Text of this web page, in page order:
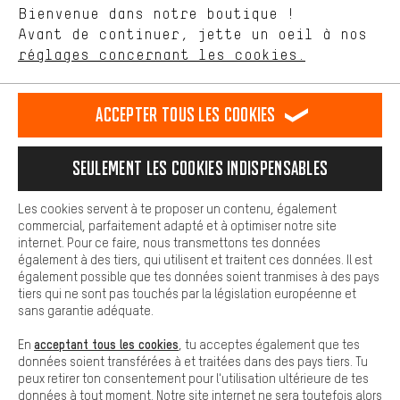
Langue"
français english
EN Deutsch español
RÉSILIER LE CONTRAT Communauté d'Aix-la-Chapelle
Programme d'affiliation Mentions Légales Protection des données
Conditions générales de vente Plateforme d'Alerte
Reprise des batteries Corepile Paramètres de cookies
Modifier le contraste
Tous les prix s'entendent en euros (MwSt hors) plus les
frais de portpour la livraison versÉtats-Unis.
Bienvenue dans notre boutique !
Avant de continuer, jette un oeil à nos
réglages concernant les cookies.
nous proposons grâce à ton comportement d'achat.
Plus de confort
est plus confortable. Avec les cookies de confort, nous
Nous pouvons ainsi mettre à ta disposition d'autres contenus et
informations utiles. De plus, tu as la possibilité d'utiliser des
facilement les bons produits. Par exemple, nous proposons une
facilement aux questions.
Cookies de base
Les cookies de base garantissent que tu puisses utiliser les
fonctions de notre site web.
Accepter tous les cookies
Seulement les cookies indispensables
Les cookies servent à te proposer un contenu, également
commercial, parfaitement adapté et à optimiser notre site
internet. Pour ce faire, nous transmettons tes données
également à des tiers, qui utilisent et traitent ces données. Il est
également possible que tes données soient tranmises à des pays
tiers qui ne sont pas touchés par la législation européenne et
sans garantie adéquate.
En acceptant tous les cookies , tu acceptes également que tes
données soient transférées à et traitées dans des pays tiers. Tu
peux retirer ton consentement pour l'utilisation ultérieure de tes
données à tout moment. Notre site internet ne sera toutefois alors